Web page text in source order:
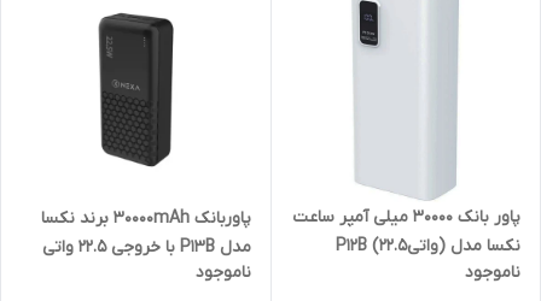
پاور بانک 30000 میلی آمپر ساعت
نکسا مدل (واتی22.5) P12B
گارانتی فعال
ناموجود
پاوربانک 30000mAh برند نکسا
مدل P13B با خروجی 22.5 واتی
گارانتی فعال
ناموجود